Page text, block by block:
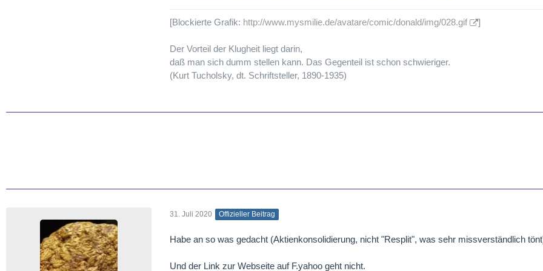
[Blockierte Grafik: http://www.mysmilie.de/avatare/comic/donald/img/028.gif ]
Der Vorteil der Klugheit liegt darin,
daß man sich dumm stellen kann. Das Gegenteil ist schon schwieriger.
(Kurt Tucholsky, dt. Schriftsteller, 1890-1935)
31. Juli 2020 Offizieller Beitrag
Habe an so was gedacht (Aktienkonsolidierung, nicht "Resplit", was sehr missverständlich
Und der Link zur Webseite auf F.yahoo geht nicht.